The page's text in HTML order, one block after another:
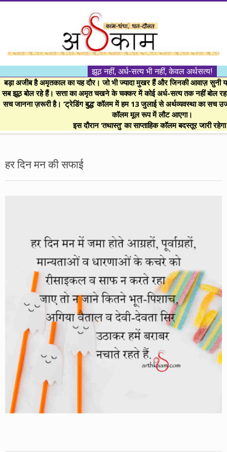
।।
अर्थकाम।।
BE
FINANCIALLY
CLEVER!
झूठ नहीं, अर्ध-सत्य भी नहीं, केवल अर्थसत्य!
बड़ा अजीब है अमृतकाल का यह दौर। जो भी ज्यादा मुखर हैं और जिनकी आवाज़ सुनी
सब झूठ बोल रहे हैं। सत्ता का अमृत चखने के चक्कर में कोई अर्ध-सत्य तक नहीं बोल
सच जानना ज़रूरी है। ‘ट्रेडिंग बुद्ध’ कॉलम में हम 13 जुलाई से अर्थव्यवस्था का सच
कॉलम मूल रूप में लौट आएगा।
इस दौरान ‘तथास्तु’ का साप्ताहिक कॉलम बदस्तूर जारी
Menu
हर दिन मन की सफाई